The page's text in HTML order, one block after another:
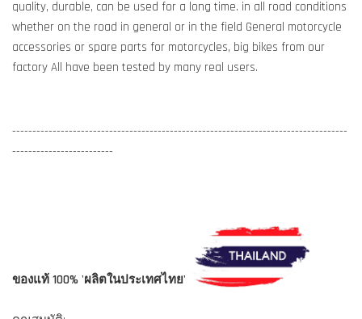
quality, durable, can be used for a long time. in all road conditions
whether on the road in general or in the field General motorcycle
accessories or spare parts for motorcycles, big bikes from our
factory All have been tested by many real users.
-----------------------------------------------------------------------------------
-------------------------
ของแท้ 100% 'ผลิตในประเทศไทย'